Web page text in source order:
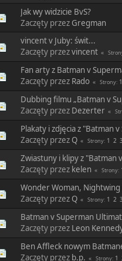
Jak wy widzicie BvS?
Zaczęty przez Gregman
vincent v Juby: świt...
Zaczęty przezvincent
Fan arty z Batman v
Zaczęty przez Rado Strony 1
Dubbing filmu „Batman v
Zaczęty przez Dezerter
Plakaty i zdjęcia z "Batman
Zaczęty przez Q Strony 1 2 3
Zwiastuny i klipy z "Batman
Zaczęty przez kelen Strony
Wonder Woman,
Zaczęty przez Q Strony 1 2 3
Batman v Superman
Zaczęty przez Leon
Ben Affleck nowym
Zaczęty przez b.p. Strony 1